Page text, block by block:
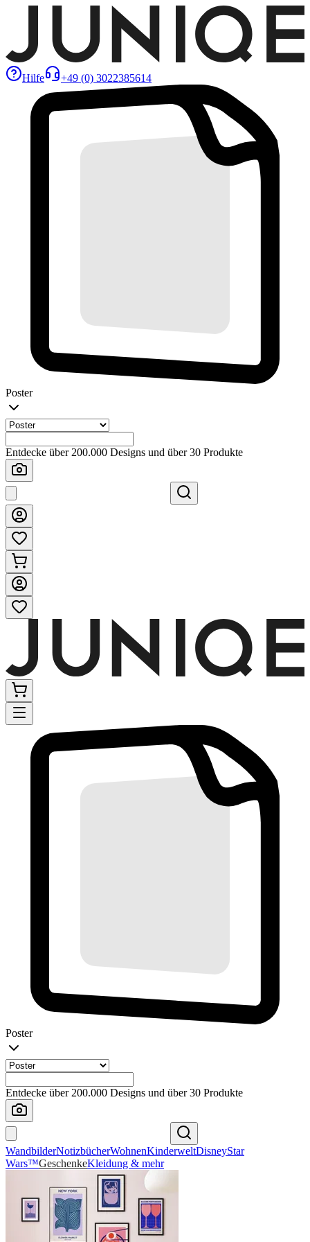
Hilfe +49 (0) 3022385614
Poster
Entdecke über 200.000 Designs und über 30 Produkte
Poster
Entdecke über 200.000 Designs und über 30 Produkte
WandbilderNotizbücherWohnenKinderweltDisneyStar
Wars™GeschenkeKleidung & mehr